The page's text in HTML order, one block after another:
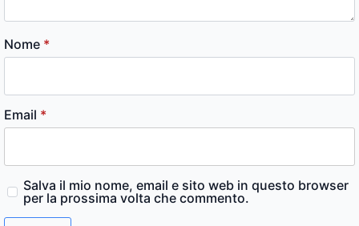
Nome *
Email *
Salva il mio nome, email e sito web in questo browser
per la prossima volta che commento.